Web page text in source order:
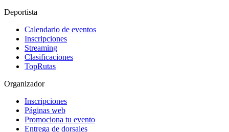
Deportista
Calendario de eventos
Inscripciones
Streaming
Clasificaciones
TopRutas
Organizador
Inscripciones
Páginas web
Promociona tu evento
Entrega de dorsales